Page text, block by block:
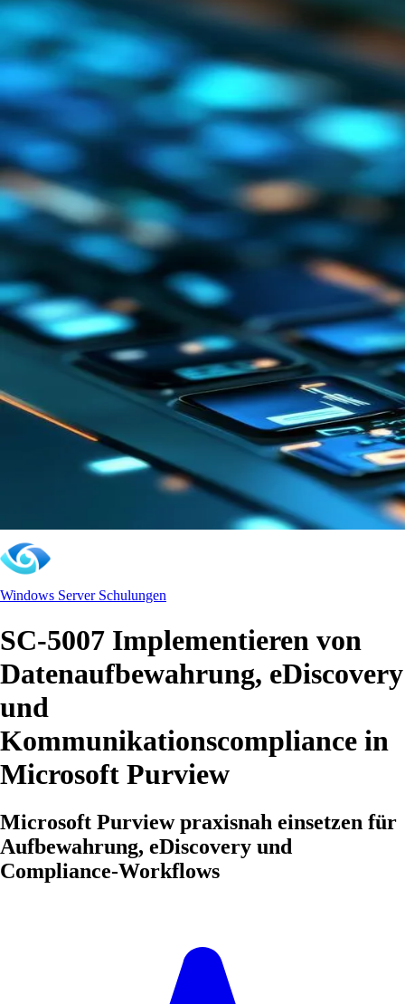
Windows Server Schulungen
SC-5007 Implementieren von
Datenaufbewahrung, eDiscovery
und
Kommunikationscompliance in
Microsoft Purview
Microsoft Purview praxisnah einsetzen für
Aufbewahrung, eDiscovery und
Compliance-Workflows